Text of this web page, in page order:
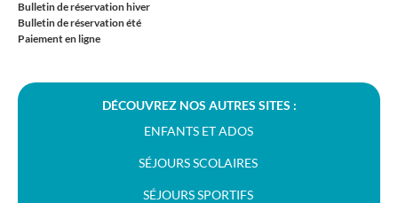
Bulletin de réservation hiver
Bulletin de réservation été
Paiement en ligne
DÉCOUVREZ NOS AUTRES SITES :
ENFANTS ET ADOS
SÉJOURS SCOLAIRES
SÉJOURS SPORTIFS